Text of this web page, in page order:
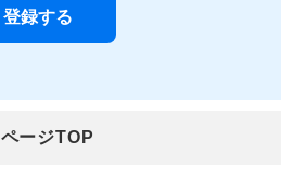
ページTOP